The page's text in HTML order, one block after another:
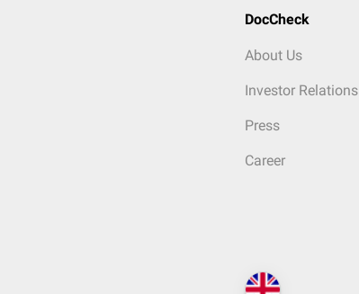
DocCheck
About Us
Investor Relations
Press
Career